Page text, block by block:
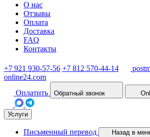
О нас
Отзывы
Оплата
Доставка
FAQ
Контакты
+7 921 930-57-56 +7 812 570-44-14
online24.com
Оплатить
Обратный звонок
Услуги
Письменный перевод Назад в